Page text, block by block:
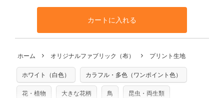
※カットを希望の方は備考欄に「50cmずつカット希望」など
ご記載ください（50cm単位でのカットのみ）
プリント布の仕様についてもっと詳しく見る
生地見本サンプル（無料）を購入する
となります。
※万が一、検品時に不備が見つかった場合は、4～5営業日後
の発送となる場合がございます。
※土日祝は営業日に含まれません。
※配送日のご指定は承れません。出来上がり次第、順次発送
いたします。
や用尺をお間違えのないようお願いします。思っていた色味
と違う、などの理由での返品は承れません。予めご了承くだ
す。ハンドメイドサイトなどでの販売用アイテムの製作にご
利用いただけます。「nunocoto fabric使用」といった記載
も不要です。（製品化した際に起こる全ての問題、クレーム
いませんのでご了承ください）
※有料型紙（ホームソーイング型紙シリーズ）および柄がえ
らべるキットに付属された型紙は商用利用できませんのでご
注意ください。型紙自体の転用・販売および型紙を使用して
カートに入れる
ホーム オリジナルファブリック（布） プリント生地
ホワイト（白色） カラフル・多色（ワンポイント色）
花・植物 大きな花柄 鳥 昆虫・両生類